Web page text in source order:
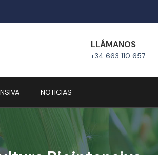
LLÁMANOS
+34 663 110 657
NOTICIAS